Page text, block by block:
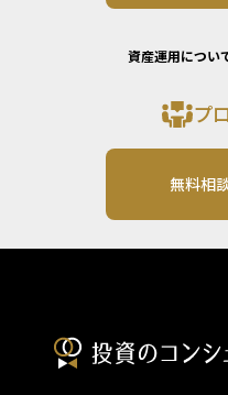
資産運用につい
プ
無料相